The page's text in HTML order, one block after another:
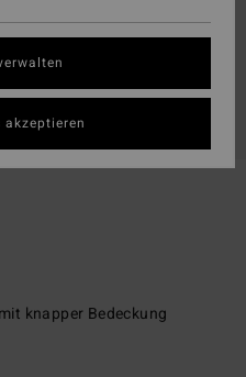
knapper Bedeckung